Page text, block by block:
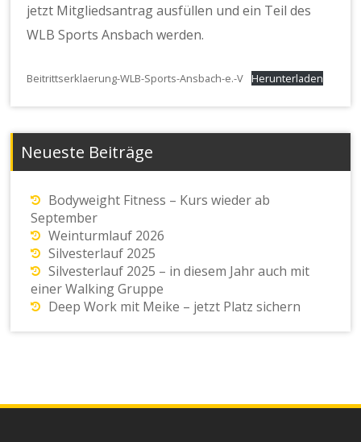
jetzt Mitgliedsantrag ausfüllen und ein Teil des
WLB Sports Ansbach werden.
Beitrittserklaerung-WLB-Sports-Ansbach-e.-V Herunterladen
Neueste Beiträge
Bodyweight Fitness – Kurs wieder ab
September
Weinturmlauf 2026
Silvesterlauf 2025
Silvesterlauf 2025 – in diesem Jahr auch mit
einer Walking Gruppe
Deep Work mit Meike – jetzt Platz sichern